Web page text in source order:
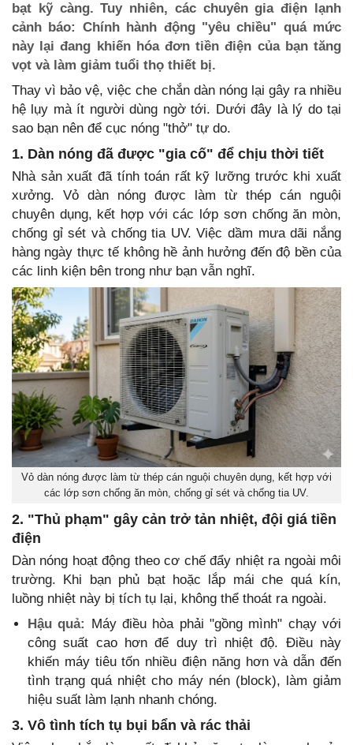
bạt kỹ càng. Tuy nhiên, các chuyên gia điện lạnh
cảnh báo: Chính hành động "yêu chiều" quá mức
này lại đang khiến hóa đơn tiền điện của bạn tăng
vọt và làm giảm tuổi thọ thiết bị.
Thay vì bảo vệ, việc che chắn dàn nóng lại gây ra nhiều
hệ lụy mà ít người dùng ngờ tới. Dưới đây là lý do tại
sao bạn nên để cục nóng "thở" tự do.
1. Dàn nóng đã được "gia cố" để chịu thời tiết
Nhà sản xuất đã tính toán rất kỹ lưỡng trước khi xuất
xưởng. Vỏ dàn nóng được làm từ thép cán nguội
chuyên dụng, kết hợp với các lớp sơn chống ăn mòn,
chống gỉ sét và chống tia UV. Việc dầm mưa dãi nắng
hàng ngày thực tế không hề ảnh hưởng đến độ bền của
các linh kiện bên trong như bạn vẫn nghĩ.
Vỏ dàn nóng được làm từ thép cán nguội chuyên dụng, kết hợp với
các lớp sơn chống ăn mòn, chống gỉ sét và chống tia UV.
2. "Thủ phạm" gây cản trở tản nhiệt, đội giá tiền
điện
Dàn nóng hoạt động theo cơ chế đẩy nhiệt ra ngoài môi
trường. Khi bạn phủ bạt hoặc lắp mái che quá kín,
luồng nhiệt này bị tích tụ lại, không thể thoát ra ngoài.
Hậu quả: Máy điều hòa phải "gồng mình" chạy với
công suất cao hơn để duy trì nhiệt độ. Điều này
khiến máy tiêu tốn nhiều điện năng hơn và dẫn đến
tình trạng quá nhiệt cho máy nén (block), làm giảm
hiệu suất làm lạnh nhanh chóng.
3. Vô tình tích tụ bụi bẩn và rác thải